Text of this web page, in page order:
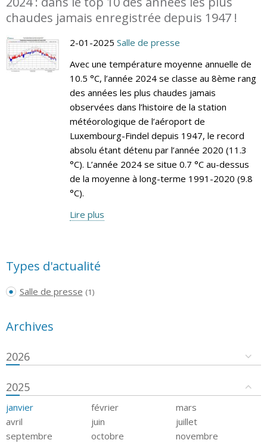
chaudes jamais enregistrée depuis 1947 !
2-01-2025 Salle de presse
Avec une température moyenne annuelle de
10.5 °C, l’année 2024 se classe au 8ème rang
des années les plus chaudes jamais
observées dans l’histoire de la station
météorologique de l’aéroport de
Luxembourg-Findel depuis 1947, le record
absolu étant détenu par l’année 2020 (11.3
°C). L’année 2024 se situe 0.7 °C au-dessus
de la moyenne à long-terme 1991-2020 (9.8
°C).
Lire plus
Types d'actualité
Salle de presse (1)
Archives
2026
2025
janvier février
mars
avril
juin
juillet
septembre
octobre
novembre